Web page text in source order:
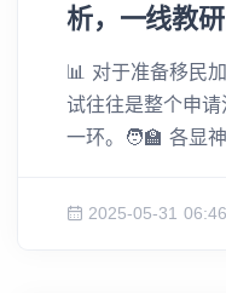
析，一线教
生真正难点！
📊 对于准备移民
试往往是整个申
一环。🧑‍🏫 各显
报告。今天，我
2025-05-31